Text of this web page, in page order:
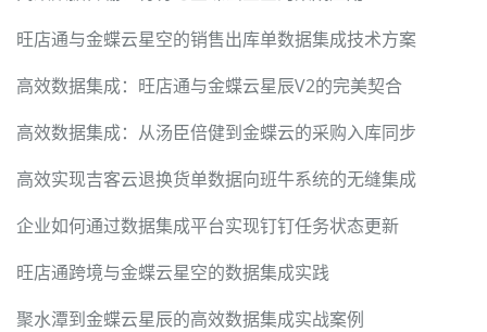
旺店通与金蝶云星空的销售出库单数据集成技术方案
高效数据集成：旺店通与金蝶云星辰V2的完美契合
高效数据集成：从汤臣倍健到金蝶云的采购入库同步
高效实现吉客云退换货单数据向班牛系统的无缝集成
企业如何通过数据集成平台实现钉钉任务状态更新
旺店通跨境与金蝶云星空的数据集成实践
聚水潭到金蝶云星辰的高效数据集成实战案例